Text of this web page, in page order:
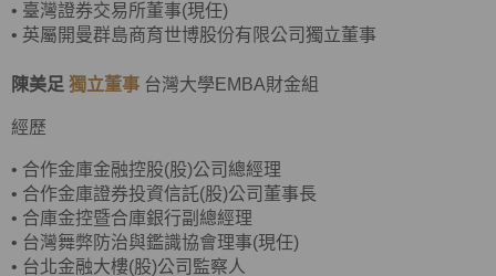
• 臺灣證券交易所董事(現任)
• 英屬開曼群島商育世博股份有限公司獨立董事
陳美足 獨立董事 台灣大學EMBA財金組
經歷
• 合作金庫金融控股(股)公司總經理
• 合作金庫證券投資信託(股)公司董事長
• 合庫金控暨合庫銀行副總經理
• 台灣舞弊防治與鑑識協會理事(現任)
• 台北金融大樓(股)公司監察人